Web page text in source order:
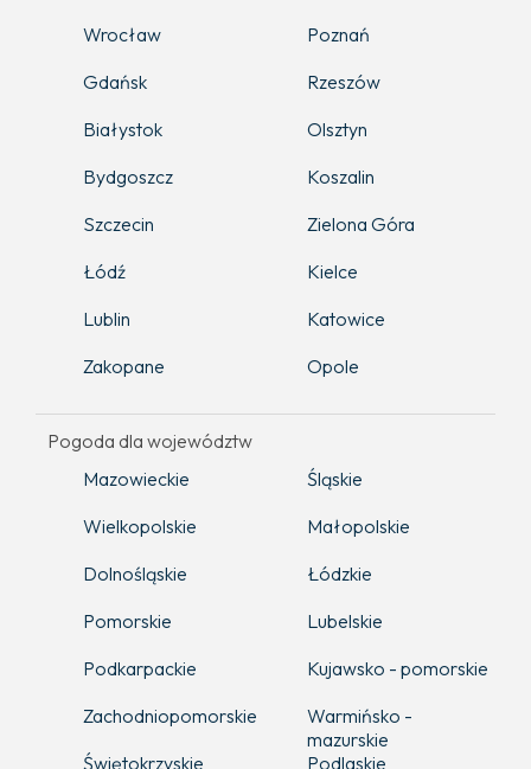
Wrocław
Poznań
Gdańsk
Rzeszów
Białystok
Olsztyn
Bydgoszcz
Koszalin
Szczecin
Zielona Góra
Łódź
Kielce
Lublin
Katowice
Zakopane
Opole
Pogoda dla województw
Mazowieckie
Śląskie
Wielkopolskie
Małopolskie
Dolnośląskie
Łódzkie
Pomorskie
Lubelskie
Podkarpackie
Kujawsko - pomorskie
Zachodniopomorskie
Warmińsko -
mazurskie
Świętokrzyskie
Podlaskie